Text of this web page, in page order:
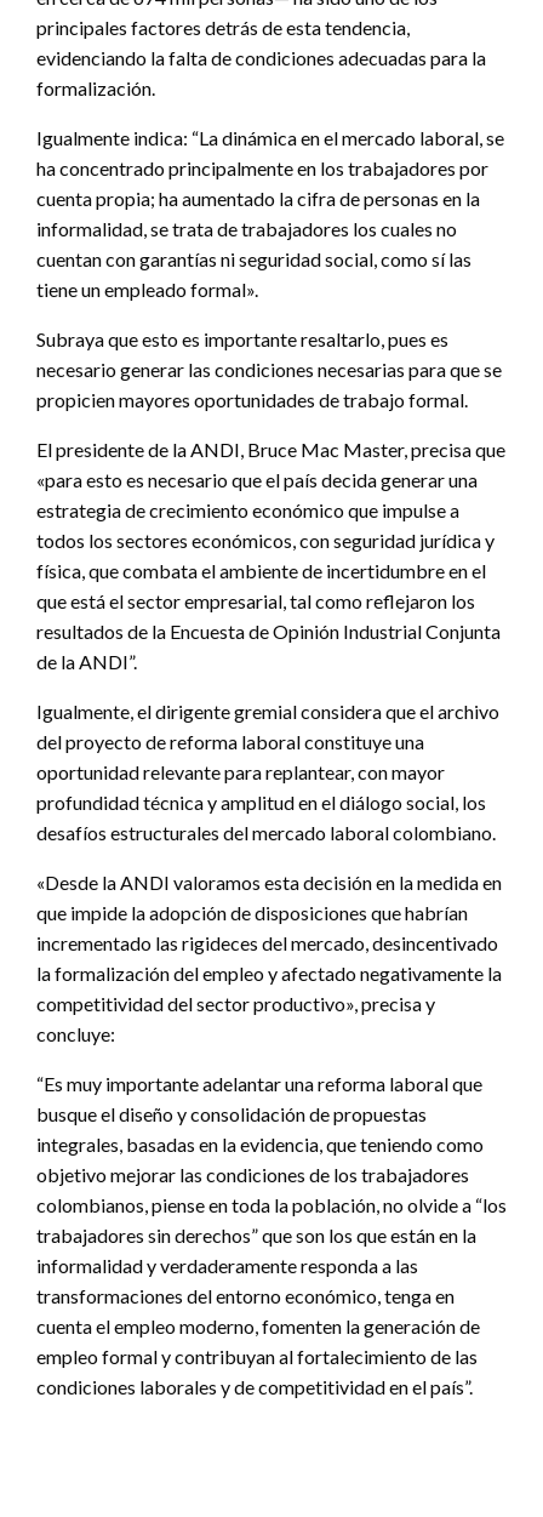
principales factores detrás de esta tendencia,
evidenciando la falta de condiciones adecuadas para la
formalización.
Igualmente indica: “La dinámica en el mercado laboral, se
ha concentrado principalmente en los trabajadores por
cuenta propia; ha aumentado la cifra de personas en la
informalidad, se trata de trabajadores los cuales no
cuentan con garantías ni seguridad social, como sí las
tiene un empleado formal».
Subraya que esto es importante resaltarlo, pues es
necesario generar las condiciones necesarias para que se
propicien mayores oportunidades de trabajo formal.
El presidente de la ANDI, Bruce Mac Master, precisa que
«para esto es necesario que el país decida generar una
estrategia de crecimiento económico que impulse a
todos los sectores económicos, con seguridad jurídica y
física, que combata el ambiente de incertidumbre en el
que está el sector empresarial, tal como reflejaron los
resultados de la Encuesta de Opinión Industrial Conjunta
de la ANDI”.
Igualmente, el dirigente gremial considera que el archivo
del proyecto de reforma laboral constituye una
oportunidad relevante para replantear, con mayor
profundidad técnica y amplitud en el diálogo social, los
desafíos estructurales del mercado laboral colombiano.
«Desde la ANDI valoramos esta decisión en la medida en
que impide la adopción de disposiciones que habrían
incrementado las rigideces del mercado, desincentivado
la formalización del empleo y afectado negativamente la
competitividad del sector productivo», precisa y
concluye:
“Es muy importante adelantar una reforma laboral que
busque el diseño y consolidación de propuestas
integrales, basadas en la evidencia, que teniendo como
objetivo mejorar las condiciones de los trabajadores
colombianos, piense en toda la población, no olvide a “los
trabajadores sin derechos” que son los que están en la
informalidad y verdaderamente responda a las
transformaciones del entorno económico, tenga en
cuenta el empleo moderno, fomenten la generación de
empleo formal y contribuyan al fortalecimiento de las
condiciones laborales y de competitividad en el país”.